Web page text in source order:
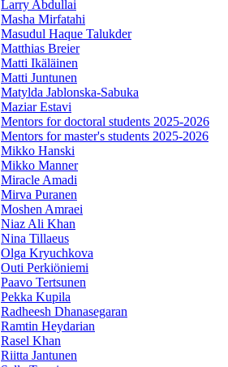
Larry Abdullai
Masha Mirfatahi
Masudul Haque Talukder
Matthias Breier
Matti Ikäläinen
Matti Juntunen
Matylda Jablonska-Sabuka
Maziar Estavi
Mentors for doctoral students 2025-2026
Mentors for master's students 2025-2026
Mikko Hanski
Mikko Manner
Miracle Amadi
Mirva Puranen
Moshen Amraei
Niaz Ali Khan
Nina Tillaeus
Olga Kryuchkova
Outi Perkiöniemi
Paavo Tertsunen
Pekka Kupila
Radheesh Dhanasegaran
Ramtin Heydarian
Rasel Khan
Riitta Jantunen